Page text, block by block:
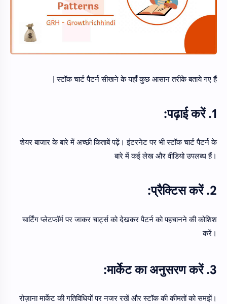
स्टॉक चार्ट पैटर्न सीखने के यहाँ कुछ आसान तरीके बताये गए हैं |
1. पढ़ाई करें:
शेयर बाजार के बारे में अच्छी किताबें पढ़ें। इंटरनेट पर भी स्टॉक चार्ट पैटर्न के
बारे में कई लेख और वीडियो उपलब्ध हैं।
2. प्रैक्टिस करें:
चार्टिंग प्लेटफॉर्म पर जाकर चार्ट्स को देखकर पैटर्न को पहचानने की कोशिश
करें।
3. मार्केट का अनुसरण करें:
रोज़ाना मार्केट की गतिविधियों पर नजर रखें और स्टॉक की कीमतों को समझें।